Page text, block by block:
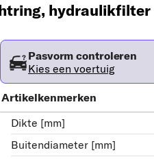
hydraulikfilter
Pasvorm controleren
Kies een voertuig
Artikelkenmerken
Dikte [mm]
Buitendiameter [mm]